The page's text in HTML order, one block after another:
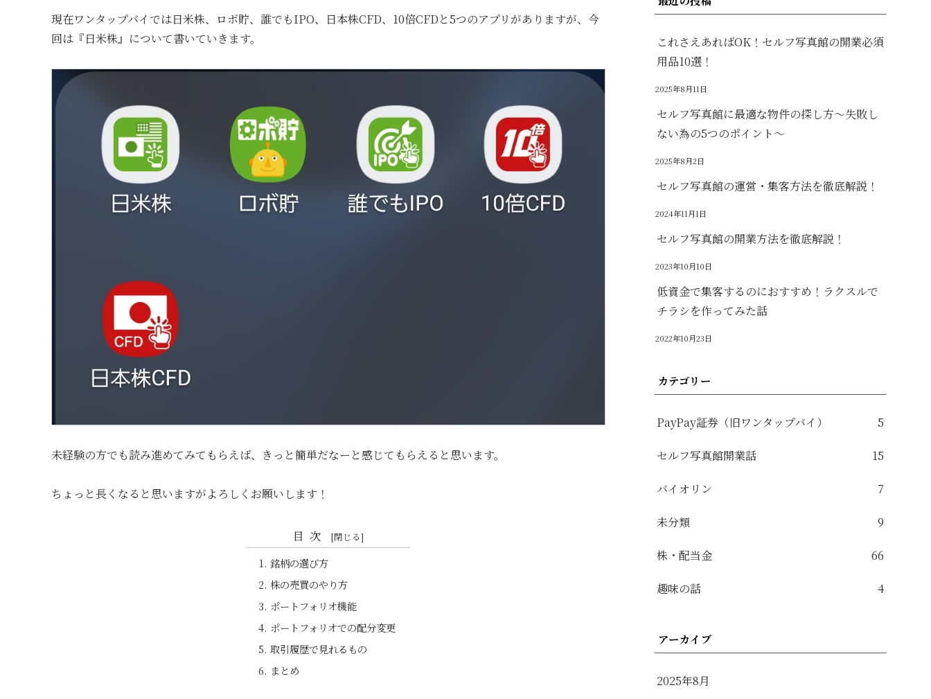
現在ワンタップバイでは日米株、ロボ貯、誰でもIPO、日本株CFD、10倍CFDと5つのアプリがありますが、今
回は『日米株』について書いていきます。
未経験の方でも読み進めてみてもらえば、きっと簡単だなーと感じてもらえると思います。
ちょっと長くなると思いますがよろしくお願いします！
目次
銘柄の選び方
株の売買のやり方
ポートフォリオ機能
ポートフォリオでの配分変更
取引履歴で見れるもの
まとめ
これさえあればOK！セルフ写真館の開業必須
用品10選！
2025年8月11日
セルフ写真館に最適な物件の探し方～失敗し
ない為の5つのポイント～
2025年8月2日
セルフ写真館の運営・集客方法を徹底解説！
2024年11月1日
セルフ写真館の開業方法を徹底解説！
2023年10月10日
低資金で集客するのにおすすめ！ラクスルで
チラシを作ってみた話
2022年10月23日
カテゴリー
PayPay証券（旧ワンタップバイ） 5
セルフ写真館開業話 15
バイオリン 7
未分類 9
株・配当金 66
趣味の話 4
アーカイブ
2025年8月